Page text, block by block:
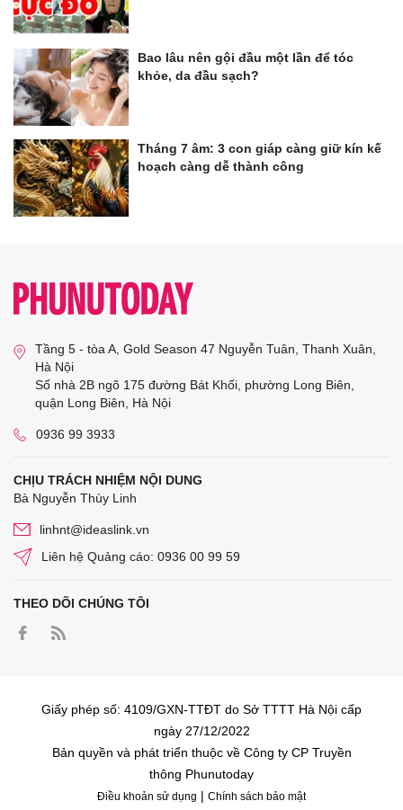
Bao lâu nên gội đầu một lần để tóc
khỏe, da đầu sạch?
Tháng 7 âm: 3 con giáp càng giữ kín kế
hoạch càng dễ thành công
Tầng 5 - tòa A, Gold Season 47 Nguyễn Tuân, Thanh Xuân,
Hà Nội
Số nhà 2B ngõ 175 đường Bát Khối, phường Long Biên,
quận Long Biên, Hà Nội
0936 99 3933
CHỊU TRÁCH NHIỆM NỘI DUNG
Bà Nguyễn Thùy Linh
linhnt@ideaslink.vn
Liên hệ Quảng cáo: 0936 00 99 59
THEO DÕI CHÚNG TÔI
Giấy phép số: 4109/GXN-TTĐT do Sở TTTT Hà Nội cấp
ngày 27/12/2022
Bản quyền và phát triển thuộc về Công ty CP Truyền
thông Phunutoday
Điều khoản sử dụng | Chính sách bảo mật